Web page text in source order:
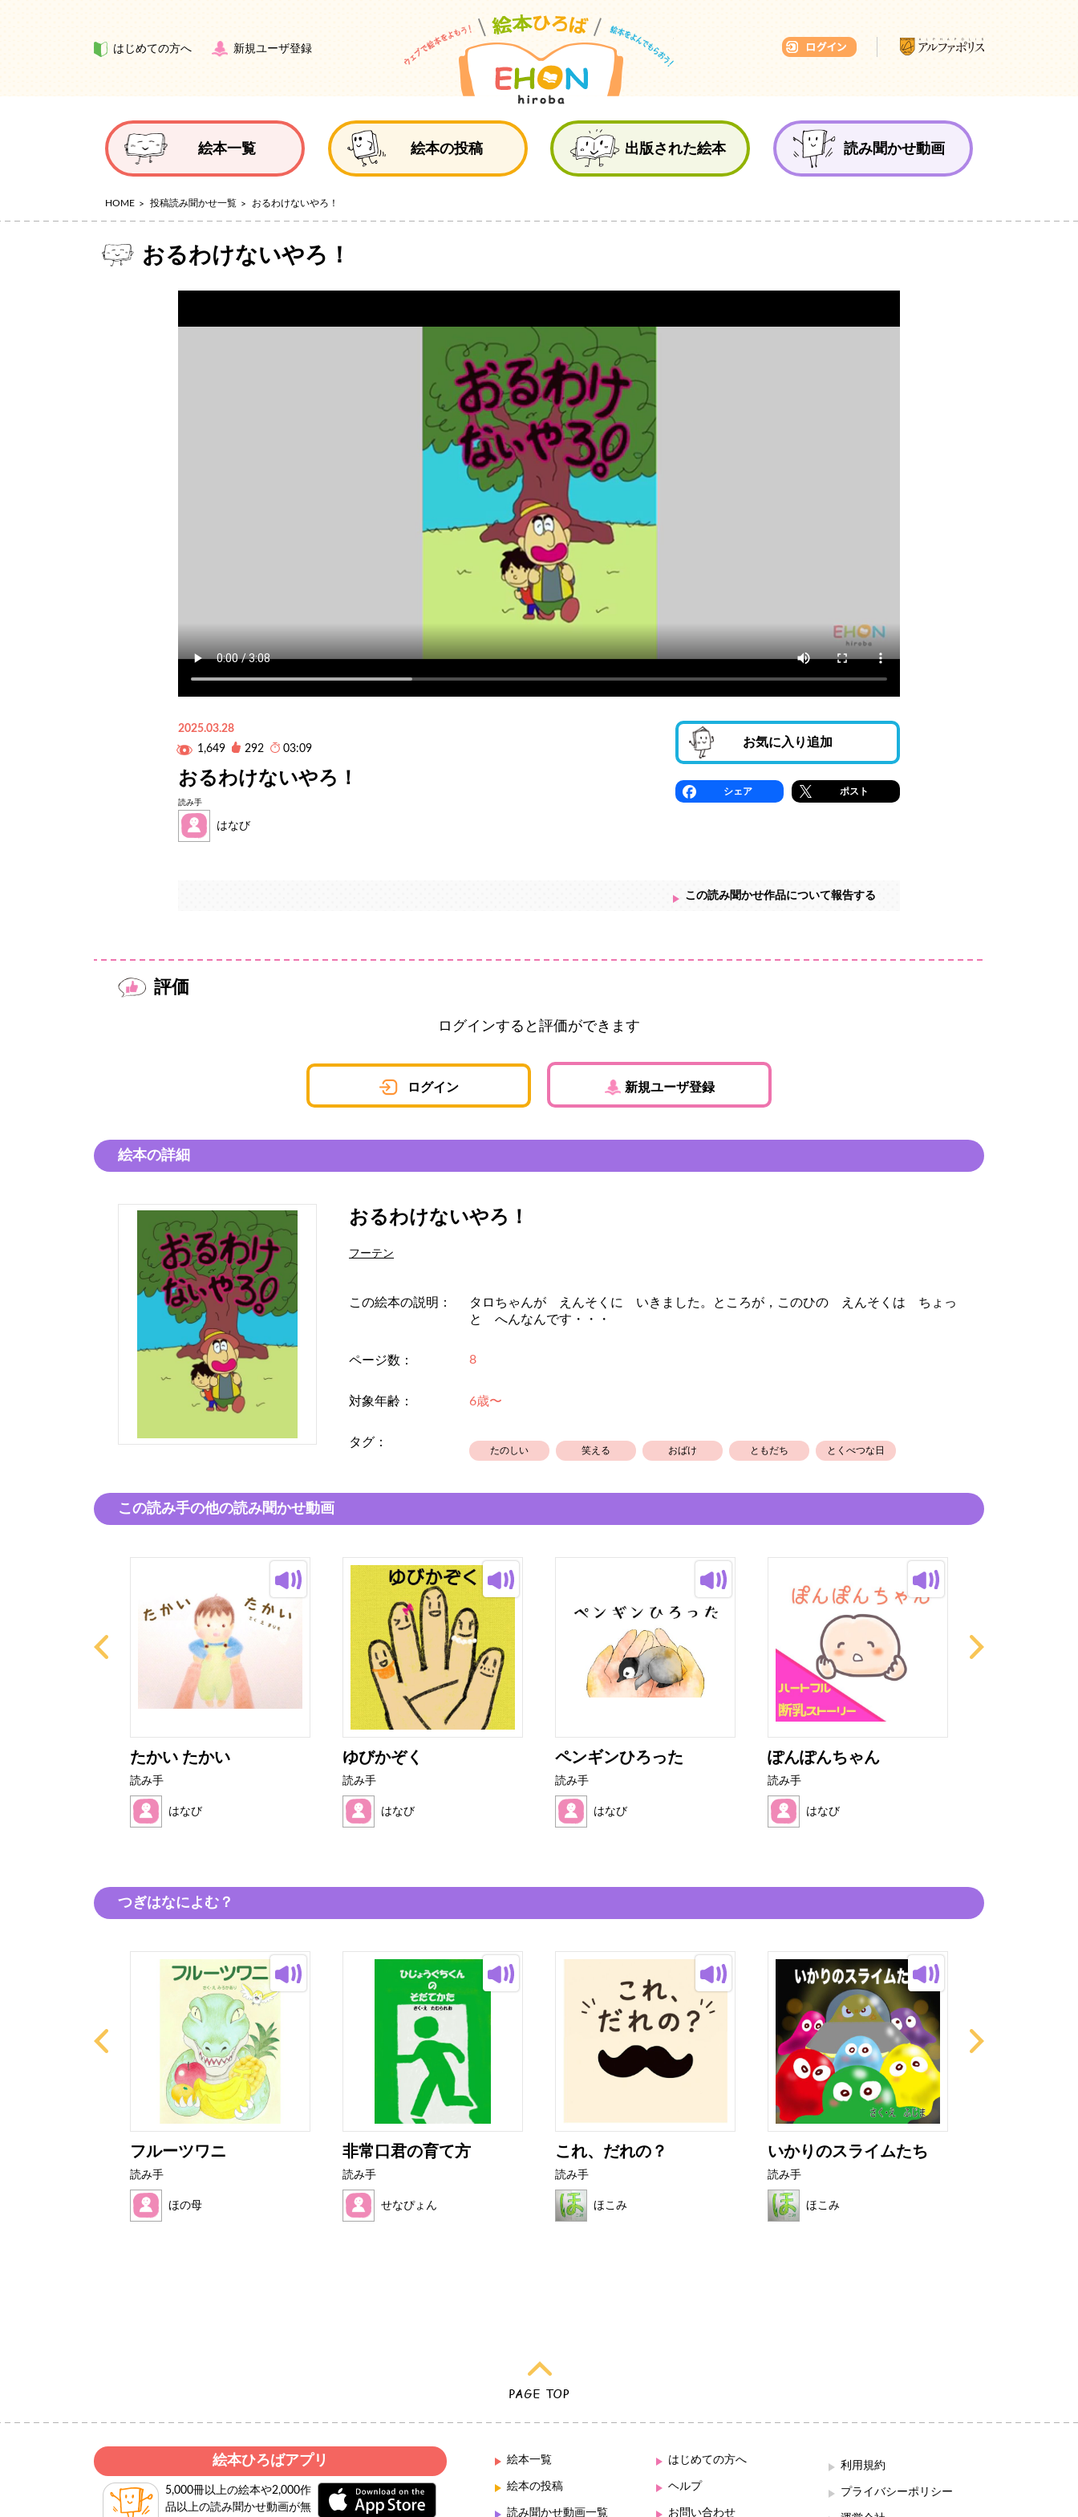
はじめての方へ 新規ユーザ登録
絵本一覧 絵本の投稿 出版された絵本 読み聞かせ動画
HOME 投稿読み聞かせ一覧 おるわけないやろ！
おるわけないやろ！
2025.03.28
1,649
292 03:09
おるわけないやろ！
読み手
はなび
お気に入り追加
シェア ポスト
この読み聞かせ作品について報告する
評価
ログインすると評価ができます
ログイン 新規ユーザ登録
絵本の詳細
おるわけないやろ！
フーテン
この絵本の説明：
タロちゃんが えんそくに いきました。ところが，このひの えんそくは ちょっ
と へんなんです・・・
ページ数： 8
対象年齢： 6歳〜
タグ：
たのしい 笑える おばけ ともだち とくべつな日
この読み手の他の読み聞かせ動画
たかい たかい
読み手
はなび
ゆびかぞく
読み手
はなび
ペンギンひろった
読み手
はなび
ぽんぽんちゃん
読み手
はなび
つぎはなによむ？
フルーツワニ
読み手
ほの母
非常口君の育て方
読み手
せなぴょん
これ、だれの？
読み手
ほこみ
いかりのスライムたち
読み手
ほこみ
絵本ひろばアプリ
5,000冊以上の絵本や2,000作
品以上の読み聞かせ動画が無
絵本一覧
絵本の投稿
読み聞かせ動画一覧
はじめての方へ
ヘルプ
お問い合わせ
利用規約
プライバシーポリシー